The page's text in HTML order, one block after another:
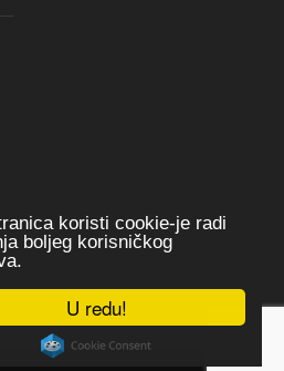
U redu!
koristi cookie-je radi
boljeg korisničkog